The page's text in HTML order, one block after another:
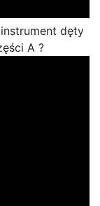
dęty
A ?